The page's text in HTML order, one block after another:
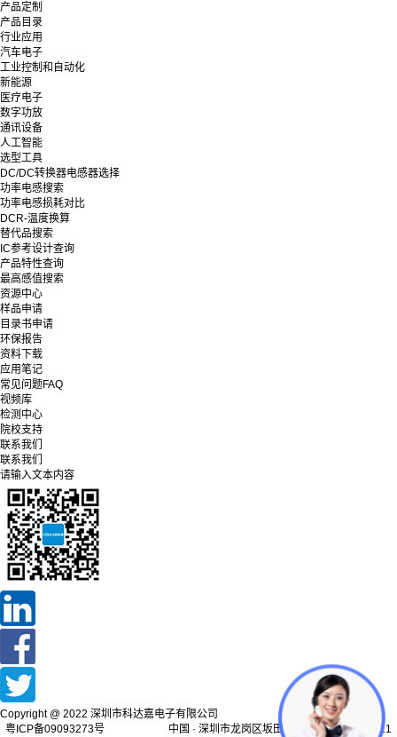
产品定制
产品目录
行业应用
汽车电子
工业控制和自动化
新能源
医疗电子
数字功放
通讯设备
人工智能
选型工具
DC/DC转换器电感器选择
功率电感搜索
功率电感损耗对比
DCR-温度换算
替代品搜索
IC参考设计查询
产品特性查询
最高感值搜索
资源中心
样品申请
目录书申请
环保报告
资料下载
应用笔记
常见问题FAQ
视频库
检测中心
院校支持
联系我们
联系我们
请输入文本内容
Copyright @ 2022 深圳市科达嘉电子有限公司
粤ICP备09093273号 中国 · 深圳市龙岗区坂田街道天安云谷产业园11